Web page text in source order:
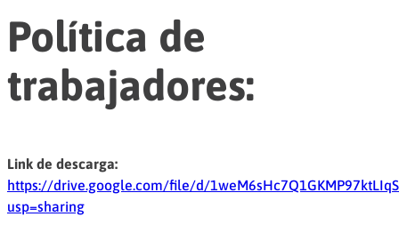
Política de
trabajadores:
Link de descarga:
https://drive.google.com/file/d/
usp=sharing